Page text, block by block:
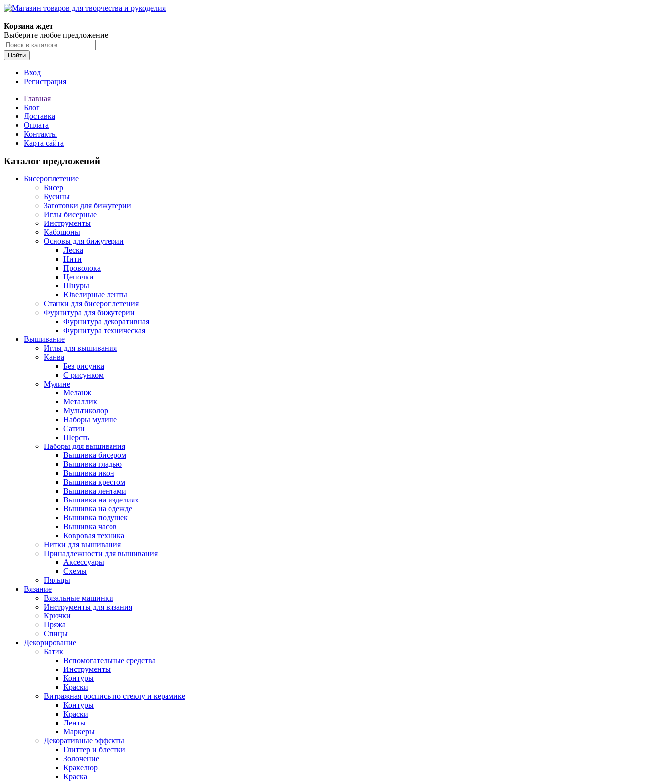
Корзина ждет
Выберите любое предложение
Найти
Вход
Регистрация
Главная
Блог
Доставка
Оплата
Контакты
Карта сайта
Каталог предложений
Бисероплетение
Бисер
Бусины
Заготовки для бижутерии
Иглы бисерные
Инструменты
Кабошоны
Основы для бижутерии
Леска
Нити
Проволока
Цепочки
Шнуры
Ювелирные ленты
Станки для бисероплетения
Фурнитура для бижутерии
Фурнитура декоративная
Фурнитура техническая
Вышивание
Иглы для вышивания
Канва
Без рисунка
С рисунком
Мулине
Меланж
Металлик
Мультиколор
Наборы мулине
Сатин
Шерсть
Наборы для вышивания
Вышивка бисером
Вышивка гладью
Вышивка икон
Вышивка крестом
Вышивка лентами
Вышивка на изделиях
Вышивка на одежде
Вышивка подушек
Вышивка часов
Ковровая техника
Нитки для вышивания
Принадлежности для вышивания
Аксессуары
Схемы
Пяльцы
Вязание
Вязальные машинки
Инструменты для вязания
Крючки
Пряжа
Спицы
Декорирование
Батик
Вспомогательные средства
Инструменты
Контуры
Краски
Витражная роспись по стеклу и керамике
Контуры
Краски
Ленты
Маркеры
Декоративные эффекты
Глиттер и блестки
Золочение
Кракелюр
Краска